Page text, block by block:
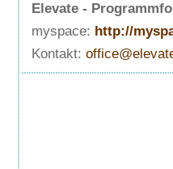
Elevate -
myspace: http://
Kontakt: